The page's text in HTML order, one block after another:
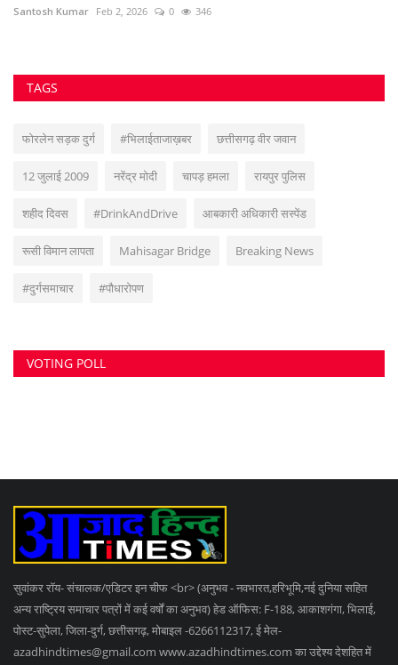
Santosh Kumar Feb 2, 2026 0 346
TAGS
फोरलेन सड़क दुर्ग #भिलाईताजाख़बर छत्तीसगढ़ वीर जवान
12 जुलाई 2009 नरेंद्र मोदी चापड़ हमला रायपुर पुलिस
शहीद दिवस #DrinkAndDrive आबकारी अधिकारी सस्पेंड
रूसी विमान लापता Mahisagar Bridge Breaking News
#दुर्गसमाचार #पौधारोपण
VOTING POLL
सुवांकर रॉय- संचालक/एडिटर इन चीफ <br> (अनुभव - नवभारत,हरिभूमि,नई दुनिया सहित
अन्य राष्ट्रिय समाचार पत्रों में कई वर्षों का अनुभव) हेड ऑफिस: F-188, आकाशगंगा, भिलाई,
पोस्ट-सुपेला, जिला-दुर्ग, छत्तीसगढ़, मोबाइल -6266112317, ई मेल-
azadhindtimes@gmail.com www.azadhindtimes.com का उद्देश्य देशहित में